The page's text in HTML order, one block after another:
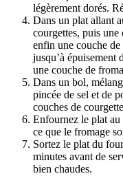
légèrement dorés.
Dans un plat allant
courgettes, puis une
enfin une couche
jusqu’à épuisement
une couche de
Dans un bol,
pincée de sel et de
couches de
Enfournez le plat
ce que le fromage
Sortez le plat du
minutes avant de
bien chaudes.